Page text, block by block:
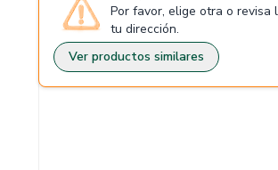
Por favor, elige otra o revisa
tu dirección.
Ver productos similares